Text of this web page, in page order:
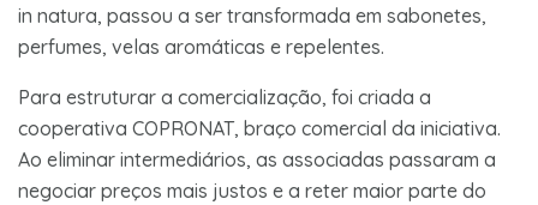
in natura, passou a ser transformada em sabonetes,
perfumes, velas aromáticas e repelentes.
Para estruturar a comercialização, foi criada a
cooperativa COPRONAT, braço comercial da iniciativa.
Ao eliminar intermediários, as associadas passaram a
negociar preços mais justos e a reter maior parte do